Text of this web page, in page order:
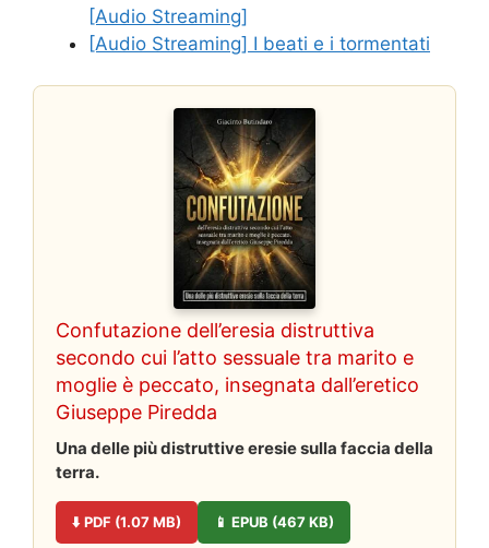
[Audio Streaming]
[Audio Streaming] I beati e i tormentati
Confutazione dell’eresia distruttiva
secondo cui l’atto sessuale tra marito e
moglie è peccato, insegnata dall’eretico
Giuseppe Piredda
Una delle più distruttive eresie sulla faccia della
terra.
⬇️ PDF (1.07 MB) 📱 EPUB (467 KB)